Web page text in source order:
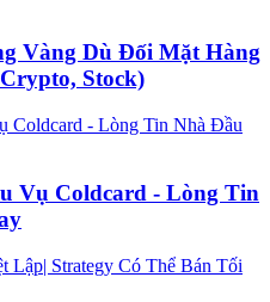
Vàng Dù Đối Mặt Hàng
Stock)
Vụ Coldcard - Lòng Tin